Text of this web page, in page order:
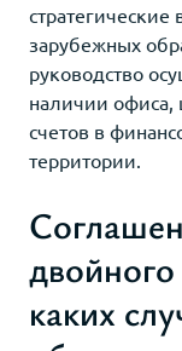
зарубежных
руководство
наличии офиса,
счетов в
территории.
каких